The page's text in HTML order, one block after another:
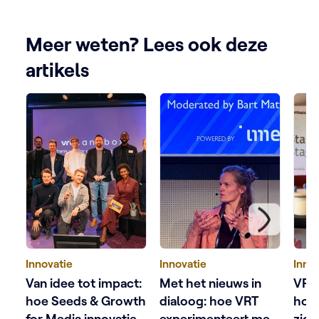
Meer weten? Lees ook deze
artikels
Innovatie
Van idee tot impact:
hoe Seeds & Growth
Innovatie
Met het nieuws in
dialoog: hoe VRT
hoe